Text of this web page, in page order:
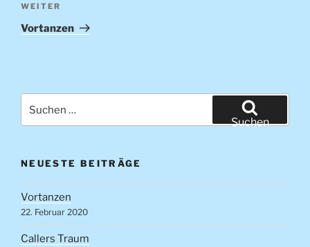
Nächster
Beitrag
WEITER
Vortanzen
nach:
Suchen
NEUESTE BEITRÄGE
Vortanzen
22. Februar 2020
Callers Traum